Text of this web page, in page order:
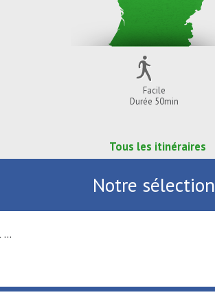
Facile
Durée 50min
Tous les itinéraires
Notre sélection
Activités nautiques au Port fluvial ...